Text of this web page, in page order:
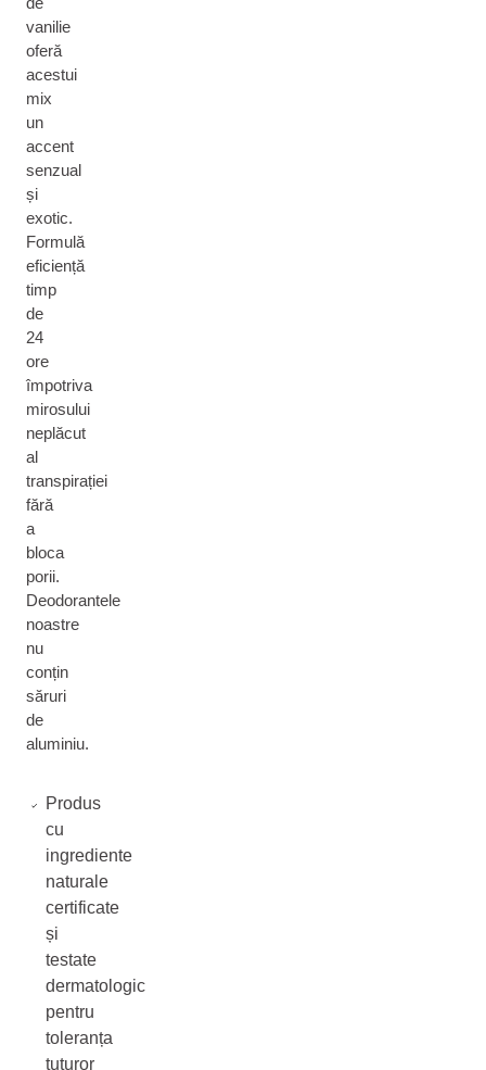
vanilie
oferă
acestui
mix
un
accent
senzual
și
exotic.
Formulă
eficiență
timp
de
24
ore
împotriva
mirosului
neplăcut
al
transpirației
fără
a
bloca
porii.
Deodorantele
noastre
nu
conțin
săruri
de
aluminiu.
Produs
cu
ingrediente
naturale
certificate
și
testate
dermatologic
pentru
toleranța
tuturor